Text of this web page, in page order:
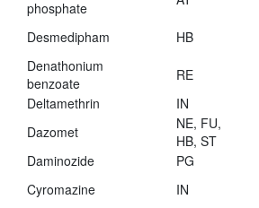
phosphate
Desmedipham HB
Denathonium
benzoate
RE
Deltamethrin
IN
Dazomet
NE, FU,
HB, ST
Daminozide
PG
Cyromazine
IN